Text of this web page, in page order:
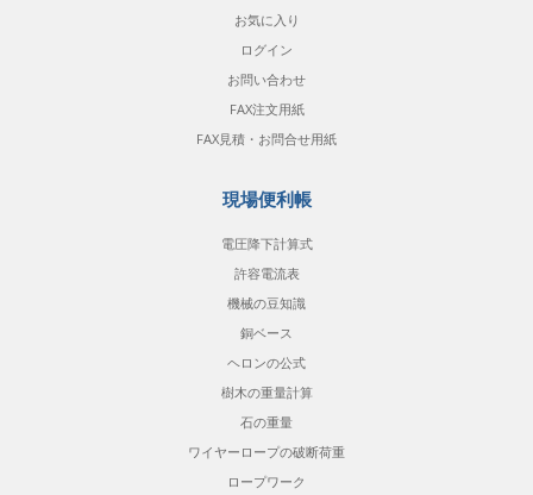
お気に入り
ログイン
お問い合わせ
FAX注文用紙
FAX見積・お問合せ用紙
現場便利帳
電圧降下計算式
許容電流表
機械の豆知識
銅ベース
ヘロンの公式
樹木の重量計算
石の重量
ワイヤーロープの破断荷重
ロープワーク